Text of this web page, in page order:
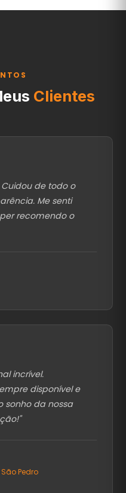
Clientes
de todo o
Me senti
recomendo o
incrível.
disponível e
sonho da nossa
"
Pedro